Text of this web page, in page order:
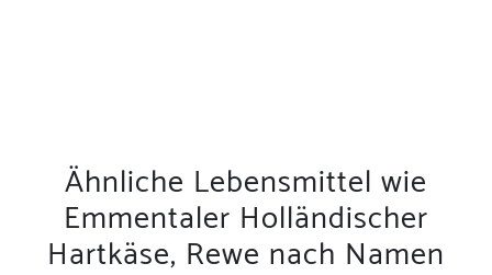
Ähnliche Lebensmittel wie
Emmentaler Holländischer
Hartkäse, Rewe nach Namen